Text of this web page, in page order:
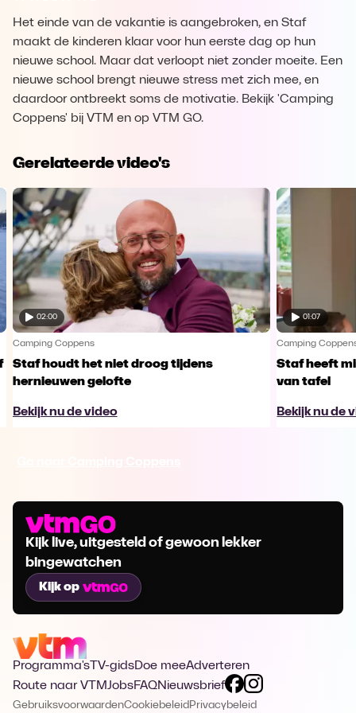
Het einde van de vakantie is aangebroken, en Staf
maakt de kinderen klaar voor hun eerste dag op hun
nieuwe school. Maar dat verloopt niet zonder moeite. Een
nieuwe school brengt nieuwe stress met zich mee, en
daardoor ontbreekt soms de motivatie. Bekijk 'Camping
Coppens' bij VTM en op VTM GO.
Gerelateerde video's
02:00
Camping Coppens
Staf houdt het niet droog tijdens
hernieuwen gelofte
Bekijk nu de video
01:07
Camping
Staf heeft
van tafel
Bekijk nu de
Kijk live, uitgesteld of gewoon lekker
bingewatchen
Kijk op
Programma's TV-gidsDoe meeAdverteren
Route naar VTMJobsFAQNieuwsbrief
GebruiksvoorwaardenCookiebeleid Privacybeleid